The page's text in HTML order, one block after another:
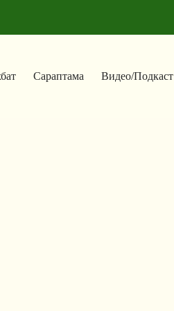
Сараптама Видео/Подкаст